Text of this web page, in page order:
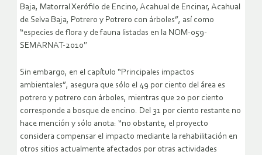
Baja, Matorral Xerófilo de Encino, Acahual de Encinar, Acahual
de Selva Baja, Potrero y Potrero con árboles”, así como
“especies de flora y de fauna listadas en la NOM-059-
SEMARNAT-2010″
Sin embargo, en el capítulo “Principales impactos
ambientales”, asegura que sólo el 49 por ciento del área es
potrero y potrero con árboles, mientras que 20 por ciento
corresponde a bosque de encino. Del 31 por ciento restante no
hace mención y sólo anota: “no obstante, el proyecto
considera compensar el impacto mediante la rehabilitación en
otros sitios actualmente afectados por otras actividades